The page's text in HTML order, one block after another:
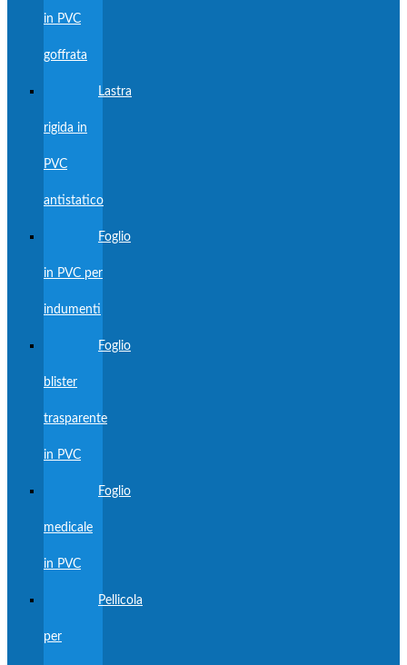
in PVC
goffrata
Lastra
rigida in
PVC
antistatico
Foglio
in PVC per
indumenti
Foglio
blister
trasparente
in PVC
Foglio
medicale
in PVC
Pellicola
per